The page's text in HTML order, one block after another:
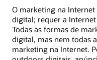
O marketing na
digital; requer a
Todas as formas de
digital, mas nem todas
marketing na Internet.